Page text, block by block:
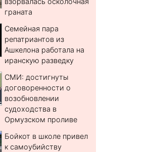
граната
Семейная пара
репатриантов из
Ашкелона работала на
иранскую разведку
СМИ: достигнуты
договоренности о
возобновлении
судоходства в
Ормузском проливе
Бойкот в школе привел
к самоубийству